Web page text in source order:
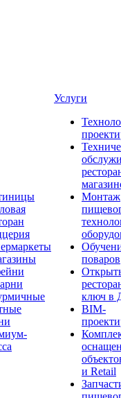
Услуги
Монтаж
поваров
ключ в
BIM-
и Retail